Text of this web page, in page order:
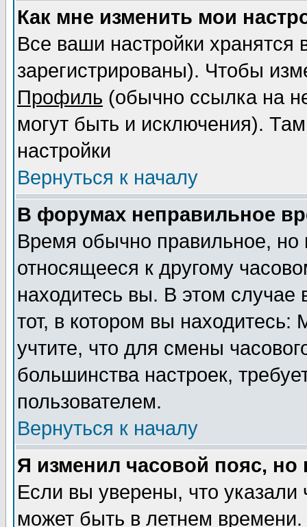
Как мне изменить мои
Все ваши настройки
зарегистрированы). Чтобы
Профиль (обычно ссылка на
могут быть и исключения).
настройки
Вернуться к началу
В форумах неправильное
Время обычно правильное,
относящееся к другому
находитесь вы. В этом
тот, в котором вы
учтите, что для смены
большинства настроек,
пользователем.
Вернуться к началу
Я изменил часовой пояс,
Если вы уверены, что указали
может быть в летнем